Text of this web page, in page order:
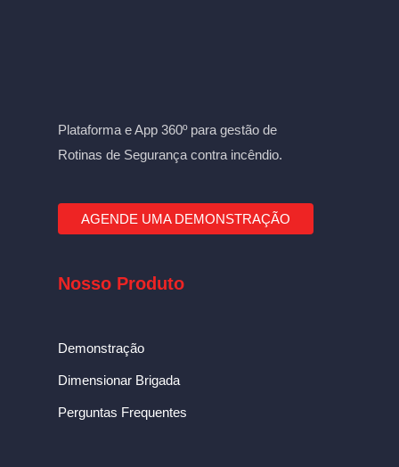
Plataforma e App 360º para gestão de
Rotinas de Segurança contra incêndio.
AGENDE UMA DEMONSTRAÇÃO
Nosso Produto
Demonstração
Dimensionar Brigada
Perguntas Frequentes